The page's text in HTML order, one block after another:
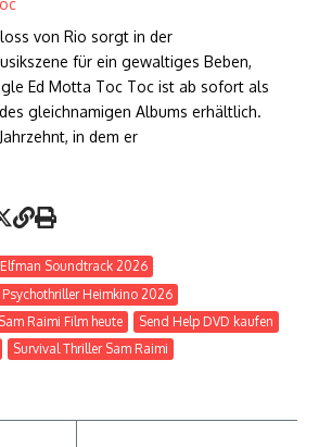
von Rio sorgt in der
für ein gewaltiges Beben,
Ed Motta Toc Toc ist ab sofort als
gleichnamigen Albums erhältlich.
in dem er
Soundtrack 2026
Psychothriller Heimkino 2026
Sam Raimi Film heute
Send Help DVD kaufen
Survival Thriller Sam Raimi